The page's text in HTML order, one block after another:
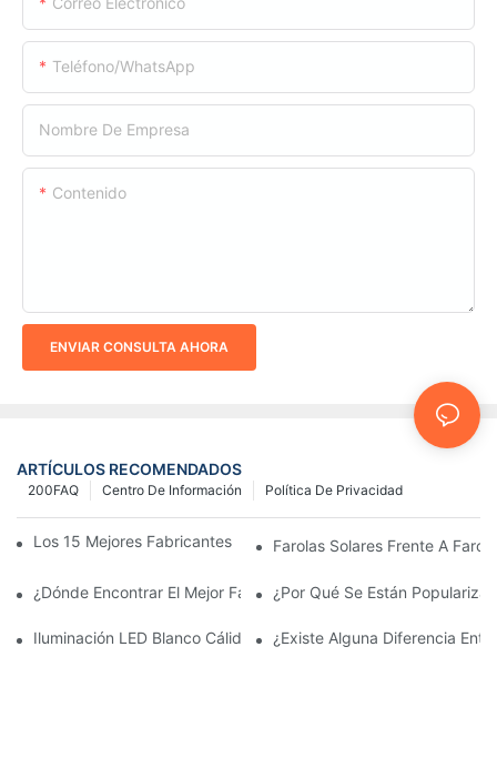
Teléfono/WhatsApp
Nombre De Empresa
Contenido
ENVIAR CONSULTA AHORA
ARTÍCULOS RECOMENDADOS
Política De Privacidad
Centro De Información
200FAQ
Los 15 Mejores Fabricantes De Farolas Solares Del Mundo
Farolas Solares Frente A
¿Dónde Encontrar El Mejor Fabricante De Farolas Solares?
¿Por Qué Se Están
Iluminación LED Blanco Cálido Vs. Blanco Suave
¿Existe Alguna Diferencia